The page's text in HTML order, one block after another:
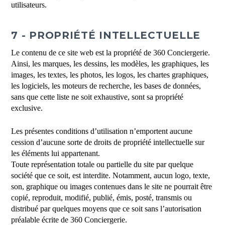
utilisateurs.
7 - PROPRIÉTÉ INTELLECTUELLE
Le contenu de ce site web est la propriété de 360 Conciergerie.
Ainsi, les marques, les dessins, les modèles, les graphiques, les
images, les textes, les photos, les logos, les chartes graphiques,
les logiciels, les moteurs de recherche, les bases de données,
sans que cette liste ne soit exhaustive, sont sa propriété
exclusive.
Les présentes conditions d’utilisation n’emportent aucune
cession d’aucune sorte de droits de propriété intellectuelle sur
les éléments lui appartenant.
Toute représentation totale ou partielle du site par quelque
société que ce soit, est interdite. Notamment, aucun logo, texte,
son, graphique ou images contenues dans le site ne pourrait être
copié, reproduit, modifié, publié, émis, posté, transmis ou
distribué par quelques moyens que ce soit sans l’autorisation
préalable écrite de 360 Conciergerie.